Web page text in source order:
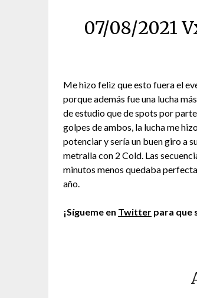
07/08/2021
Me hizo feliz que esto fuera el
porque además fue una lucha
de estudio que de spots por
golpes de ambos, la lucha me
potenciar y sería un buen giro a
metralla con 2 Cold. Las
minutos menos quedaba
año.
¡Sígueme en Twitter para que